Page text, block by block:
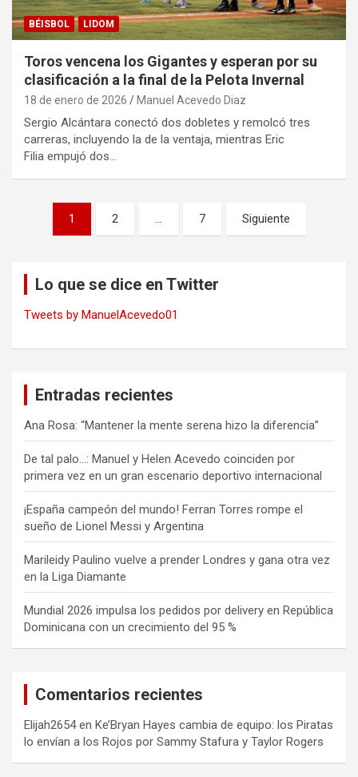
BÉISBOL LIDOM
Toros vencena los Gigantes y esperan por su
clasificación a la final de la Pelota Invernal
18 de enero de 2026 Manuel Acevedo Diaz
Sergio Alcántara conectó dos dobletes y remolcó tres
carreras, incluyendo la de la ventaja, mientras Eric
Filia empujó dos…
Navegación
1 2 … 7 Siguiente
Lo que se dice en Twitter
Tweets by ManuelAcevedo01
Entradas recientes
Ana Rosa: “Mantener la mente serena hizo la diferencia”
De tal palo…: Manuel y Helen Acevedo coinciden por
primera vez en un gran escenario deportivo internacional
¡España campeón del mundo! Ferran Torres rompe el
sueño de Lionel Messi y Argentina
Marileidy Paulino vuelve a prender Londres y gana otra vez
en la Liga Diamante
Mundial 2026 impulsa los pedidos por delivery en República
Dominicana con un crecimiento del 95 %
Comentarios recientes
Elijah2654en Ke’Bryan Hayes cambia de equipo: los Piratas
lo envían a los Rojos por Sammy Stafura y Taylor Rogers